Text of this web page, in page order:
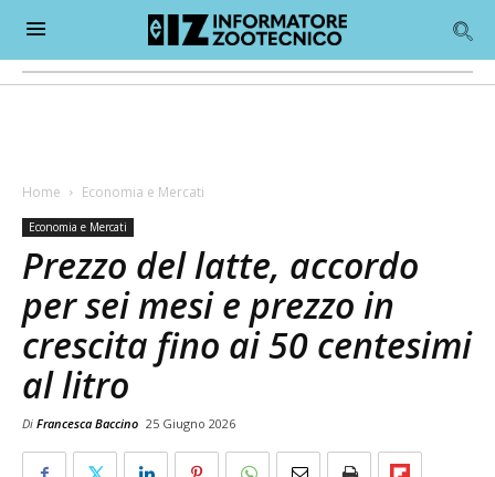
Home Economia e Mercati
Economia e Mercati
Prezzo del latte, accordo
per sei mesi e prezzo in
crescita fino ai 50 centesimi
al litro
Di Francesca Baccino 25 Giugno 2026